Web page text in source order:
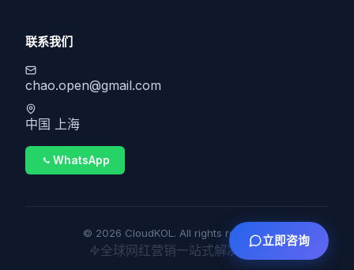
联系我们
chao.open@gmail.com
中国 上海
WhatsApp
© 2026 CloudKOL. All rights reserved.
全球网红营销一站式解决方案
立即咨询